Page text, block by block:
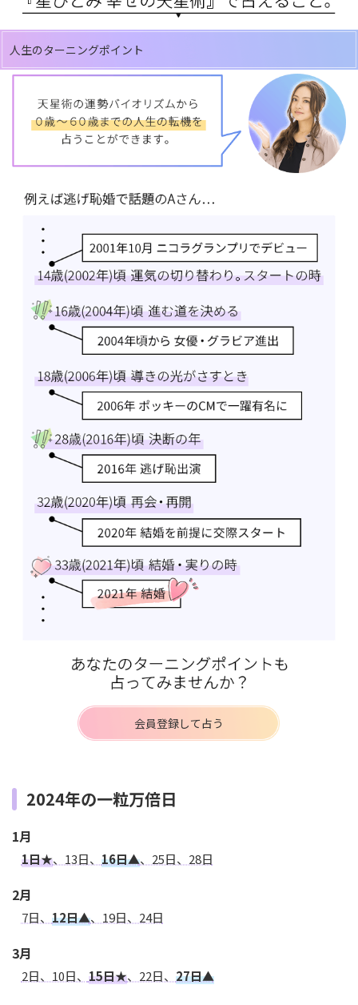
人生のターニングポイント
会員登録して占う
2024年の一粒万倍日
1月
1日★、13日、 16日▲、25日、28日
2月
7日、 12日▲、19日、24日
3月
2日、10日、 15日★、22日、 27日▲